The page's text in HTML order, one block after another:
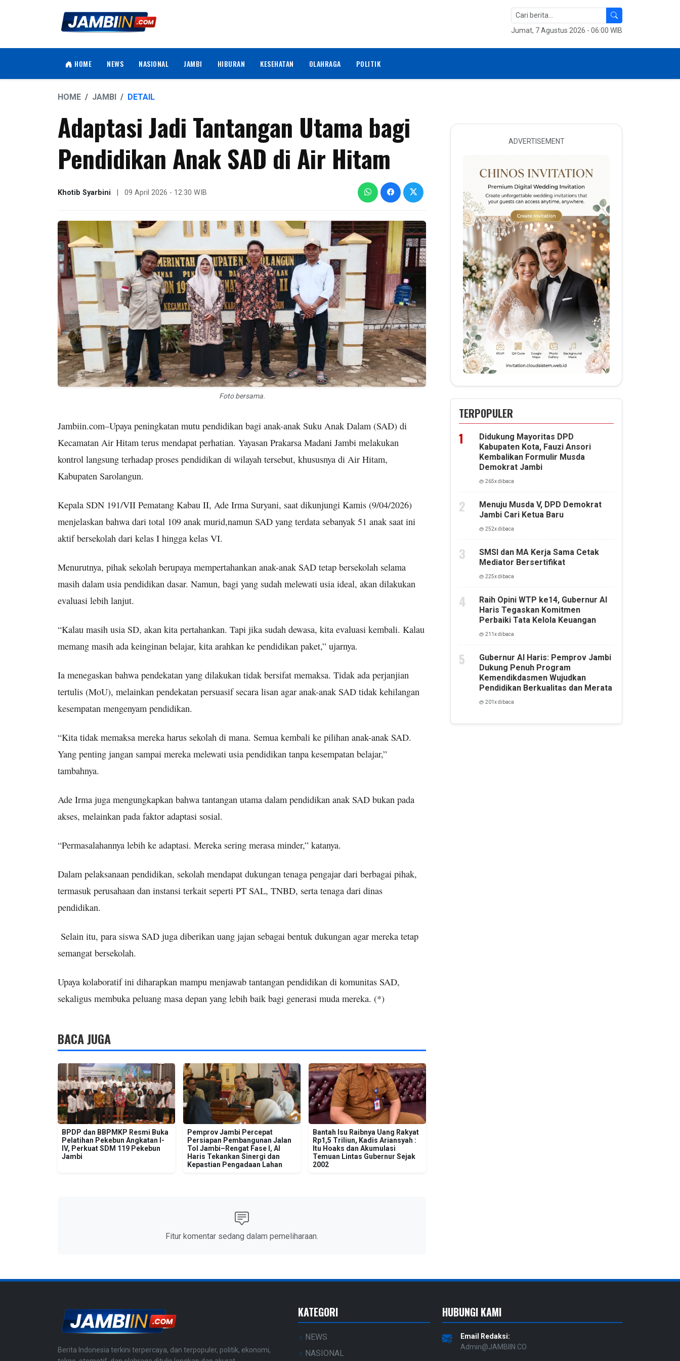
Jumat, 7 Agustus 2026 - 06:00 WIB
HOME NEWS NASIONAL JAMBI HIBURAN KESEHATAN OLAHRAGA POLITIK
HOME JAMBI DETAIL
Adaptasi Jadi Tantangan Utama bagi
Pendidikan Anak SAD di Air Hitam
Khotib Syarbini 09 April 2026 - 12:30 WIB
Foto bersama.
Jambiin.com–Upaya peningkatan mutu pendidikan bagi anak-anak Suku Anak Dalam (SAD) di
Kecamatan Air Hitam terus mendapat perhatian. Yayasan Prakarsa Madani Jambi melakukan
kontrol langsung terhadap proses pendidikan di wilayah tersebut, khususnya di Air Hitam,
Kabupaten Sarolangun.
Kepala SDN 191/VII Pematang Kabau II, Ade Irma Suryani, saat dikunjungi Kamis (9/04/2026)
menjelaskan bahwa dari total 109 anak murid,namun SAD yang terdata sebanyak 51 anak saat ini
aktif bersekolah dari kelas I hingga kelas VI.
Menurutnya, pihak sekolah berupaya mempertahankan anak-anak SAD tetap bersekolah selama
masih dalam usia pendidikan dasar. Namun, bagi yang sudah melewati usia ideal, akan dilakukan
evaluasi lebih lanjut.
“Kalau masih usia SD, akan kita pertahankan. Tapi jika sudah dewasa, kita evaluasi kembali. Kalau
memang masih ada keinginan belajar, kita arahkan ke pendidikan paket,” ujarnya.
Ia menegaskan bahwa pendekatan yang dilakukan tidak bersifat memaksa. Tidak ada perjanjian
tertulis (MoU), melainkan pendekatan persuasif secara lisan agar anak-anak SAD tidak kehilangan
kesempatan mengenyam pendidikan.
“Kita tidak memaksa mereka harus sekolah di mana. Semua kembali ke pilihan anak-anak SAD.
Yang penting jangan sampai mereka melewati usia pendidikan tanpa kesempatan belajar,”
tambahnya.
Ade Irma juga mengungkapkan bahwa tantangan utama dalam pendidikan anak SAD bukan pada
akses, melainkan pada faktor adaptasi sosial.
“Permasalahannya lebih ke adaptasi. Mereka sering merasa minder,” katanya.
Dalam pelaksanaan pendidikan, sekolah mendapat dukungan tenaga pengajar dari berbagai pihak,
termasuk perusahaan dan instansi terkait seperti PT SAL, TNBD, serta tenaga dari dinas
pendidikan.
Selain itu, para siswa SAD juga diberikan uang jajan sebagai bentuk dukungan agar mereka tetap
semangat bersekolah.
Upaya kolaboratif ini diharapkan mampu menjawab tantangan pendidikan di komunitas SAD,
sekaligus membuka peluang masa depan yang lebih baik bagi generasi muda mereka. (*)
BACA JUGA
BPDP dan BBPMKP Resmi Buka
Pelatihan Pekebun Angkatan I-
IV, Perkuat SDM 119 Pekebun
Jambi
Pemprov Jambi Percepat
Persiapan Pembangunan Jalan
Tol Jambi–Rengat Fase I, Al
Haris Tekankan Sinergi dan
Kepastian Pengadaan Lahan
Bantah Isu Raibnya Uang Rakyat
Rp1,5 Triliun, Kadis Ariansyah :
Itu Hoaks dan Akumulasi
Temuan Lintas Gubernur Sejak
2002
Fitur komentar sedang dalam pemeliharaan.
ADVERTISEMENT
TERPOPULER
Didukung Mayoritas DPD
Kabupaten Kota, Fauzi Ansori
Kembalikan Formulir Musda
Demokrat Jambi
265x dibaca
Menuju Musda V, DPD Demokrat
Jambi Cari Ketua Baru
252x dibaca
SMSI dan MA Kerja Sama Cetak
Mediator Bersertifikat
225x dibaca
Raih Opini WTP ke14, Gubernur Al
Haris Tegaskan Komitmen
Perbaiki Tata Kelola Keuangan
211x dibaca
Gubernur Al Haris: Pemprov Jambi
Dukung Penuh Program
Kemendikdasmen Wujudkan
Pendidikan Berkualitas dan Merata
201x dibaca
Berita Indonesia terkini terpercaya, dan terpopuler, politik, ekonomi,
KATEGORI
NEWS
NASIONAL
HUBUNGI KAMI
Email Redaksi:
Admin@JAMBIIN.CO